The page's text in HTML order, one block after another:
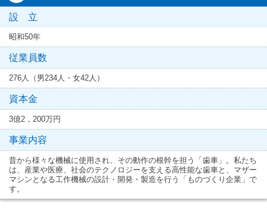
設 立
昭和50年
従業員数
276人（男234人・女42人）
資本金
3億2，200万円
事業内容
昔から様々な機械に使用され、その動作の根幹を担う「歯車」。私たち
は、産業や医療、社会のテクノロジーを支える高性能な歯車と、マザー
マシンとなる工作機械の設計・開発・製造を行う「ものづくり企業」で
す。